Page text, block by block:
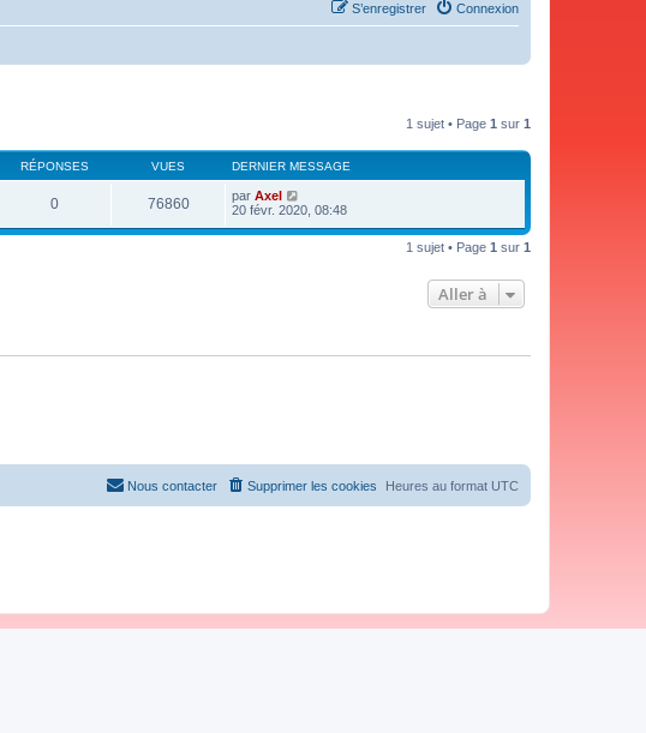
Connexion
S’enregistrer
1 sujet • Page 1 sur 1
RÉPONSES VUES DERNIER MESSAGE
0 76860 par Axel
20 févr. 2020, 08:48
1 sujet • Page 1 sur 1
Aller à
Heures au format UTC
Supprimer les cookies
Nous contacter